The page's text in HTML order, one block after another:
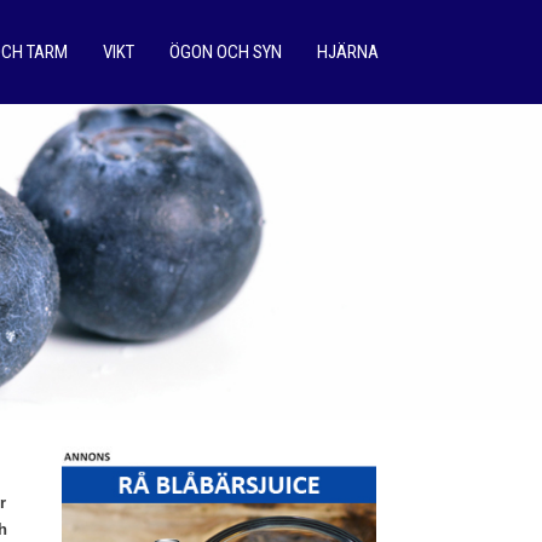
TARM VIKT ÖGON OCH SYN HJÄRNA